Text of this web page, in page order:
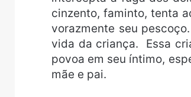
cinzento, faminto, tenta
vorazmente seu
vida da criança. Essa
povoa em seu íntimo,
mãe e pai.